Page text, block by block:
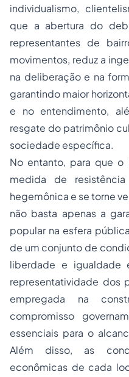
individualismo,
que a abertura do
representantes de
movimentos, reduz a
na deliberação e na
garantindo maior
e no entendimento,
resgate do patrimônio
sociedade específica.
No entanto, para que
medida de
hegemônica e se torne
não basta apenas a
popular na esfera
de um conjunto de
liberdade e igualdade
representatividade dos
empregada na
compromisso
essenciais para o
Além disso, as
econômicas de cada